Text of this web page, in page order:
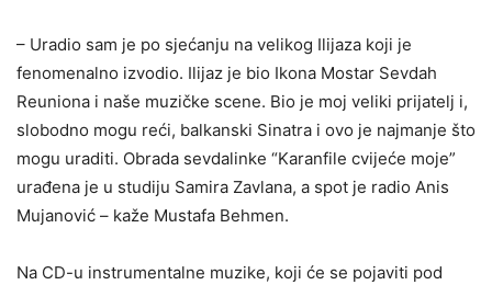
– Uradio sam je po sjećanju na velikog Ilijaza koji je
fenomenalno izvodio. Ilijaz je bio Ikona Mostar Sevdah
Reuniona i naše muzičke scene. Bio je moj veliki prijatelj i,
slobodno mogu reći, balkanski Sinatra i ovo je najmanje što
mogu uraditi. Obrada sevdalinke “Karanfile cvijeće moje”
urađena je u studiju Samira Zavlana, a spot je radio Anis
Mujanović – kaže Mustafa Behmen.
Na CD-u instrumentalne muzike, koji će se pojaviti pod